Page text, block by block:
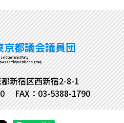
京都議会議員団
Communist Party
Assembly Member's group
新宿区西新宿2-8-1
FAX：03-5388-1790